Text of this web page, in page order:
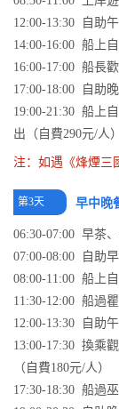
12:00-13:30 自助
14:00-16:00 船上
16:00-17:00 船長
17:00-18:00 自助
19:00-21:30 船上
出（自費290元/人）
注：如遇《烽煙三
第3天 早中晚
06:30-07:00 早茶
07:00-08:00 自助
08:00-11:00 船上
11:30-12:00 船過
12:00-13:30 自助
13:00-17:30 換乘
（自費180元/人）
17:30-18:30 船過